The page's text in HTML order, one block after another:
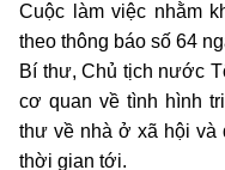
Cuộc làm việc nhằm
theo thông báo số 64
Bí thư, Chủ tịch nước
cơ quan về tình hình
thư về nhà ở xã hội và
thời gian tới.